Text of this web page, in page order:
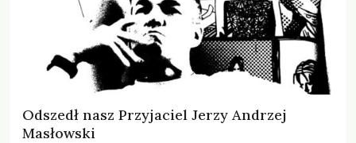
Odszedł nasz Przyjaciel Jerzy Andrzej
Masłowski